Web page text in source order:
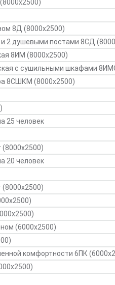
8Д (8000х2500)
2 душевыми постами 8СД
8ИМ (8000х2500)
с сушильными шкафами
8СШКМ (8000х2500)
25 человек
(8000х2500)
20 человек
(8000х2500)
(6000х2500)
комфортности 6ПК